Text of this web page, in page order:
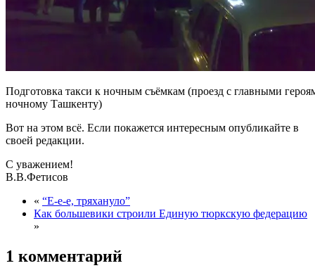
Подготовка такси к ночным съёмкам (проезд с главными
ночному Ташкенту)
Вот на этом всё. Если покажется интересным опубликайте в
своей редакции.
С уважением!
В.В.Фетисов
« “Е-е-е, тряхануло”
Как большевики строили Единую тюркскую федерацию
»
1 комментарий